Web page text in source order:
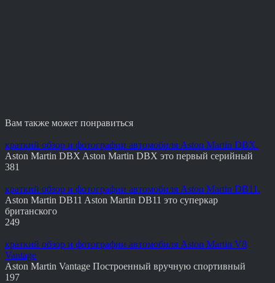
Вам также может понравиться
краткий обзор и фотографии автомобиля Aston Martin DBX.
Aston Martin DBX Aston Martin DBX это первый серийный
381
краткий обзор и фотографии автомобиля Aston Martin DB11.
Aston Martin DB11 Aston Martin DB11 это суперкар
британского
249
краткий обзор и фотографии автомобиля Aston Martin V8
Vantage
Aston Martin Vantage Построенный вручную спортивный
197